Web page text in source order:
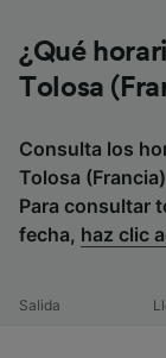
¿Qué
Tolosa
Consulta los
Tolosa
Para consultar
fecha, haz clic
Salida